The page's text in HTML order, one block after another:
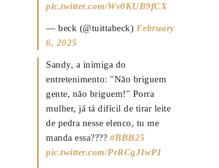
pic.twitter.com/Wv0KUB9fCX
— beck (@tuittabeck) February
6, 2025
Sandy, a inimiga do
entretenimento: "Não briguem
gente, não briguem!" Porra
mulher, já tá difícil de tirar leite
de pedra nesse elenco, tu me
manda essa???? #BBB25
pic.twitter.com/PrRCgJIwPI